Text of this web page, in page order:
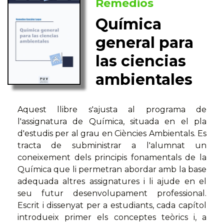
Remedios
Química
general para
las ciencias
ambientales
Aquest llibre s'ajusta al programa de
l'assignatura de Química, situada en el pla
d'estudis per al grau en Ciències Ambientals. Es
tracta de subministrar a l'alumnat un
coneixement dels principis fonamentals de la
Química que li permetran abordar amb la base
adequada altres assignatures i li ajude en el
seu futur desenvolupament professional.
Escrit i dissenyat per a estudiants, cada capítol
introdueix primer els conceptes teòrics i, a